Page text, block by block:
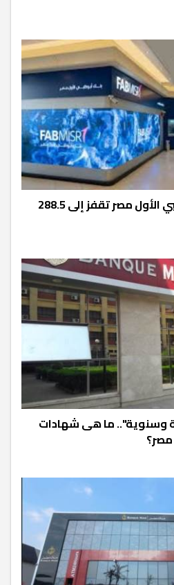
ودائع عملاء بنك أبوظبي الأول مصر تقفز إلى 288.5
وسنوية".. ما هى شهادات
مصر؟